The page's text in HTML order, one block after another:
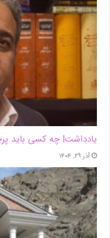
یادداشت| ‌چه کسی باید
آذر ۲۹, ۱۴۰۴